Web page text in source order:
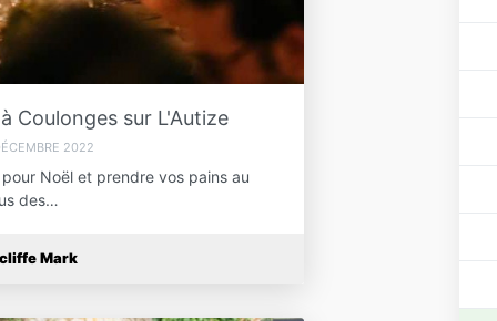
Coulonges sur L'Autize
2022
Noël et prendre vos pains au
des…
Mark